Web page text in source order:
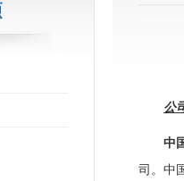
公
中
司。中